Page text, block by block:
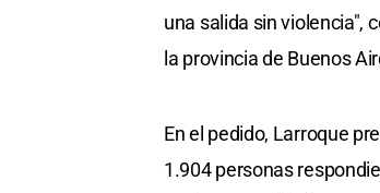
una salida sin violencia",
la provincia de Buenos
En el pedido, Larroque
1.904 personas